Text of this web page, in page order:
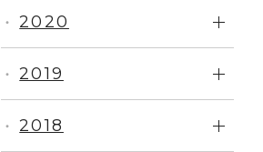
・ 2018
・ 2019
・ 2020